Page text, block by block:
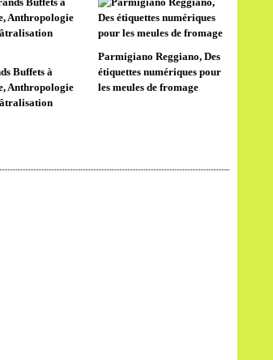
Buffets à
Anthropologie
Parmigiano Reggiano, Des
étiquettes numériques pour
les meules de fromage